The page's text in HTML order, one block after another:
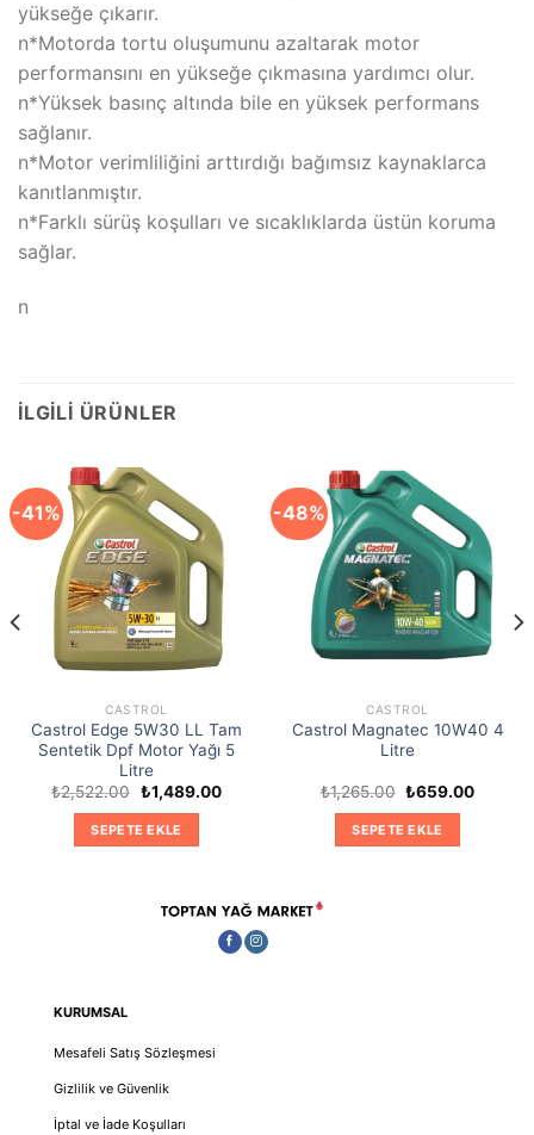
yükseğe çıkarır.
n*Motorda tortu oluşumunu azaltarak motor
performansını en yükseğe çıkmasına yardımcı olur.
n*Yüksek basınç altında bile en yüksek performans
sağlanır.
n*Motor verimliliğini arttırdığı bağımsız kaynaklarca
kanıtlanmıştır.
n*Farklı sürüş koşulları ve sıcaklıklarda üstün koruma
sağlar.
n
İLGILI ÜRÜNLER
-41%
CASTROL
Castrol Edge 5W30 LL Tam
Sentetik Dpf Motor Yağı 5
Litre
₺2,522.00 Orijinal
fiyat:
₺2,522.00.
₺1,489.00Şu
SEPETE EKLE
-48%
CASTROL
Castrol Magnatec 10W40 4
Litre
₺1,265.00 Orijinal
₺1,265.00.
₺659.00Şu
SEPETE EKLE
KURUMSAL
Mesafeli Satış Sözleşmesi
Gizlilik ve Güvenlik
İptal ve İade Koşulları